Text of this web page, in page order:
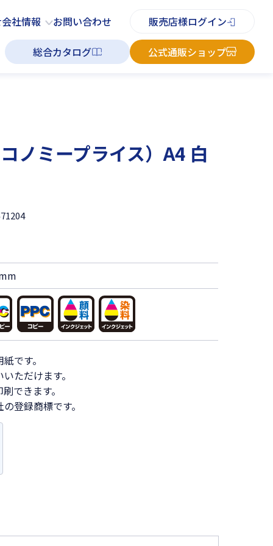
会社情報 お問い合わせ 販売店様ログイン
総合カタログ 公式通販ショップ
チラシ よくあるご質問 お知らせ お問い合わせ
ノミープライス）A4 白
です。
ただけます。
できます。
登録商標です。